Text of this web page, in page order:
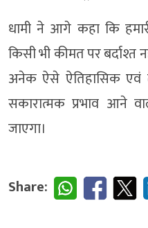
धामी ने आगे कहा कि
किसी भी कीमत पर बर्दाश्त
अनेक ऐसे ऐतिहासिक एवं
सकारात्मक प्रभाव आने
जाएगा।
Share: